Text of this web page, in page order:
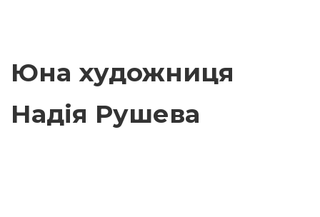
Юна художниця
Надія Рушева